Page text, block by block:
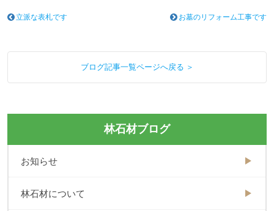
立派な表札です お墓のリフォーム工事です
ブログ記事一覧ページへ戻る ＞
林石材ブログ
お知らせ
林石材について